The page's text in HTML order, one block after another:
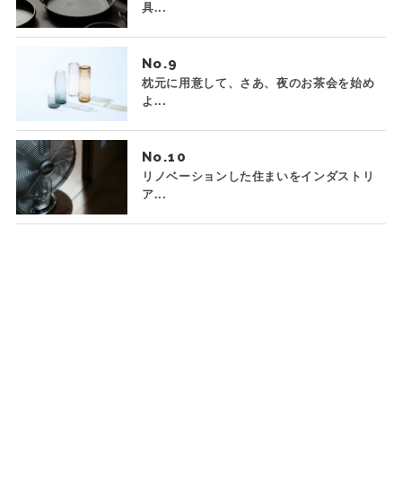
具...
No.
枕元に用意して、さあ、夜のお茶会を始め
よ...
No.
リノベーションした住まいをインダストリ
ア...